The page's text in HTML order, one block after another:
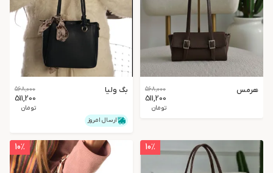
هرمس 568,000
511,200
تومان
بگ ولیا 568,000
511,200
تومان
ارسال امروز
10٪ 10٪